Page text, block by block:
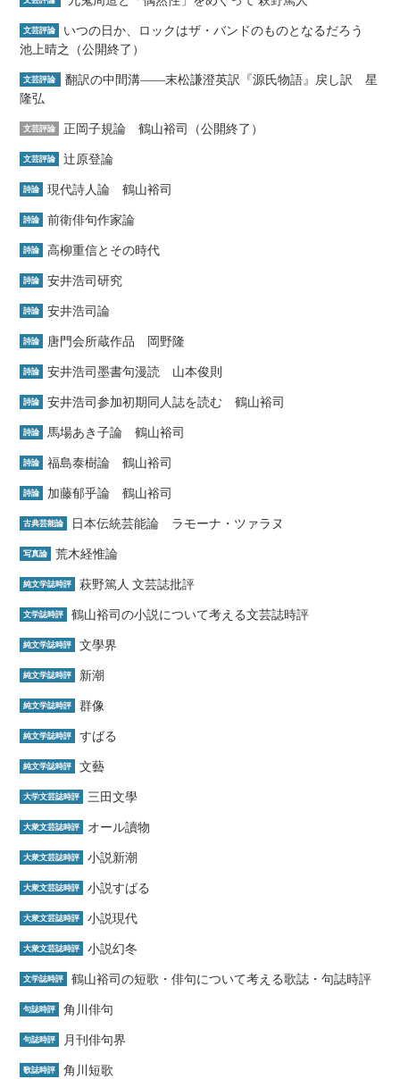
文芸評論
いつの日か、ロックはザ・バンドのものとなるだろう
池上晴之（公開終了）
文芸評論
翻訳の中間溝――末松謙澄英訳『源氏物語』戻し訳 星
隆弘
文芸評論 正岡子規論 鶴山裕司（公開終了）
文芸評論 辻原登論
詩論 現代詩人論 鶴山裕司
詩論 前衛俳句作家論
詩論 高柳重信とその時代
詩論 安井浩司研究
詩論 安井浩司論
詩論 唐門会所蔵作品 岡野隆
詩論 安井浩司墨書句漫読 山本俊則
詩論 安井浩司参加初期同人誌を読む 鶴山裕司
詩論 馬場あき子論 鶴山裕司
詩論 福島泰樹論 鶴山裕司
詩論 加藤郁乎論 鶴山裕司
古典芸能論 日本伝統芸能論 ラモーナ・ツァラヌ
写真論 荒木経惟論
純文学誌時評 萩野篤人 文芸誌批評
文学誌時評 鶴山裕司の小説について考える文芸誌時評
純文学誌時評 文學界
純文学誌時評 新潮
純文学誌時評 群像
純文学誌時評 すばる
純文学誌時評 文藝
大学文芸誌時評 三田文學
大衆文芸誌時評 オール讀物
大衆文芸誌時評 小説新潮
大衆文芸誌時評 小説すばる
大衆文芸誌時評 小説現代
大衆文芸誌時評 小説幻冬
文学誌時評 鶴山裕司の短歌・俳句について考える歌誌・句誌時評
句誌時評 角川俳句
句誌時評 月刊俳句界
歌誌時評 角川短歌